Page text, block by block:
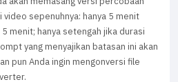
sepenuhnya: hanya 5 menit
menit; hanya setengah jika durasi
yang menyajikan batasan ini akan
pun Anda ingin mengonversi file